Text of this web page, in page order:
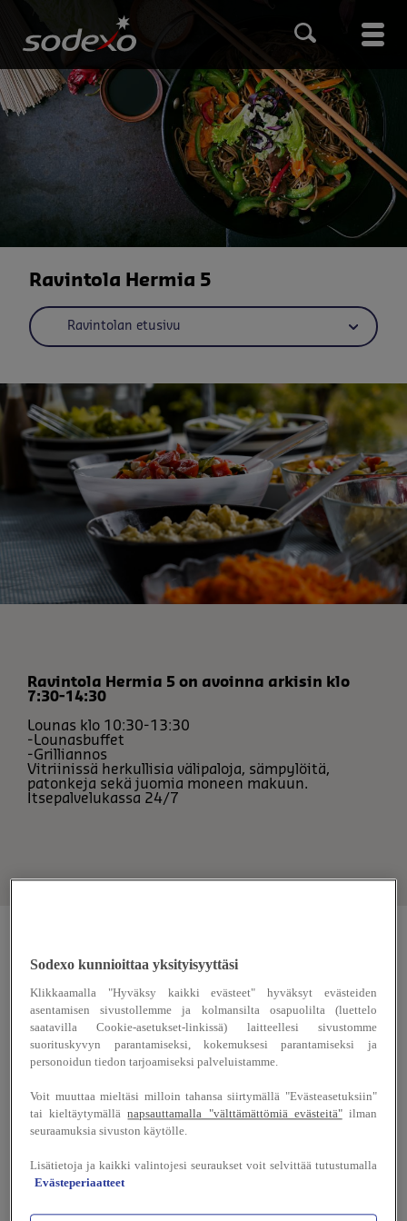
Main
Ravintola Hermia 5
Ravintolan etusivu
.
Ravintola Hermia 5 on avoinna arkisin klo
7:30-14:30
Lounas klo 10:30-13:30
-Lounasbuffet
-Grilliannos
Vitriinissä herkullisia välipaloja, sämpylöitä,
patonkeja sekä juomia moneen makuun.
Itsepalvelukassa 24/7
Ma 03.08
Ti 04.08
Ke 05.08
To 06.08
Tänään
Sodexo kunnioittaa yksityisyyttäsi
Klikkaamalla "Hyväksy kaikki evästeet" hyväksyt evästeiden
asentamisen sivustollemme ja kolmansilta osapuolilta (luettelo
saatavilla Cookie-asetukset-linkissä) laitteellesi sivustomme
suorituskyvyn parantamiseksi, kokemuksesi parantamiseksi ja
personoidun tiedon tarjoamiseksi palveluistamme.
Voit muuttaa mieltäsi milloin tahansa siirtymällä "Evästeasetuksiin"
tai kieltäytymällänapsauttamalla "välttämättömiä evästeitä"ilman
seuraamuksia sivuston käytölle.
Lisätietoja ja kaikki valintojesi seuraukset voit selvittää tutustumalla
Evästeperiaatteet